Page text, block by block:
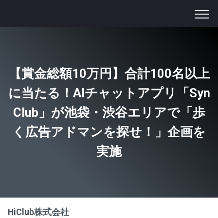
【賞金総額10万円】合計100名以上
に当たる！AIチャットアプリ「Syn
Club」が池袋・渋谷エリアで「歩
く広告アドマンを探せ！」企画を
実施
HiClub株式会社